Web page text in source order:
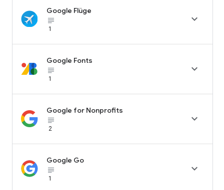
Google Flüge
subject_black
1

Google Fonts
subject_black
1

Google for Nonprofits
subject_black
2

Google Go
subject_black
1
